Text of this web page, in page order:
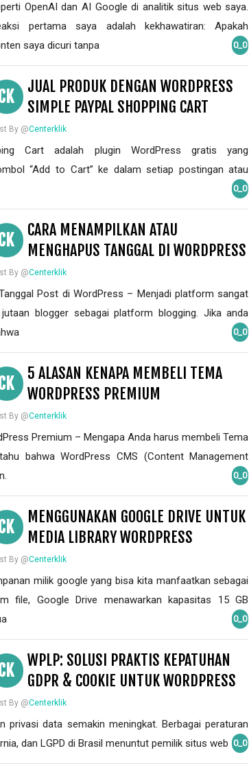
OpenAI dan AI Google di analitik situs web saya.
pertama saya adalah kekhawatiran: Apakah
saya dicuri tanpa
0_0
JUAL PRODUK DENGAN WORDPRESS
SIMPLE PAYPAL SHOPPING CART
By @Centerklik
Cart adalah plugin WordPress gratis yang
“Add to Cart” ke dalam setiap postingan atau
0_0
CARA MENAMPILKAN ATAU
MENGHAPUS TANGGAL DI WORDPRESS
By @Centerklik
Post di WordPress – Menjadi platform sangat
blogger sebagai platform blogging. Jika anda
0_0
5 ALASAN KENAPA MEMBELI TEMA
WORDPRESS PREMIUM
By @Centerklik
Premium – Mengapa Anda harus membeli Tema
bahwa WordPress CMS (Content Management
0_0
MENGGUNAKAN GOOGLE DRIVE UNTUK
MEDIA LIBRARY WORDPRESS
By @Centerklik
milik google yang bisa kita manfaatkan sebagai
file, Google Drive menawarkan kapasitas 15 GB
0_0
WPLP: SOLUSI PRAKTIS KEPATUHAN
GDPR & COOKIE UNTUK WORDPRESS
By @Centerklik
privasi data semakin meningkat. Berbagai peraturan
dan LGPD di Brasil menuntut pemilik situs web 0_0